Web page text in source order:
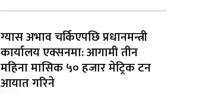
ग्यास अभाव चर्किएपछि प्रधानमन्त्री
कार्यालय एक्सनमा: आगामी तीन
महिना मासिक ५० हजार मेट्रिक टन
आयात गरिने